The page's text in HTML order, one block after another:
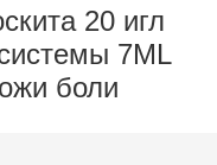
20 игл
7ML
боли